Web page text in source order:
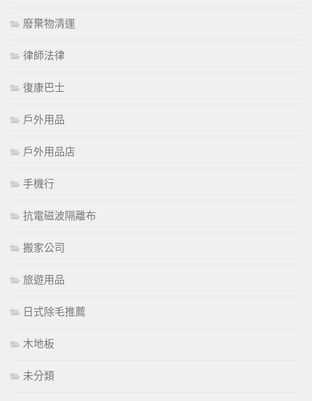
廢棄物清運
律師法律
復康巴士
戶外用品
戶外用品店
手機行
抗電磁波隔離布
搬家公司
旅遊用品
日式除毛推薦
木地板
未分類